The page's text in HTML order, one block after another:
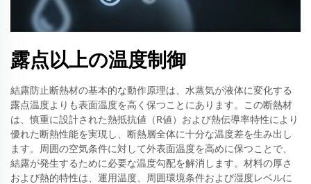
露点以上の温度制御
結露防止断熱材の基本的な動作原理は、水蒸気が液体に変化する
露点温度よりも表面温度を高く保つことにあります。この断熱材
は、慎重に設計された熱抵抗値（R値）および熱伝導率特性により
優れた断熱性能を実現し、断熱層全体に十分な温度差を生み出し
ます。周囲の空気条件に対して外表面温度を高めに保つことで、
結露が発生するために必要な温度勾配を解消します。材料の厚さ
および熱的特性は、運用温度、周囲環境条件および湿度レベルに